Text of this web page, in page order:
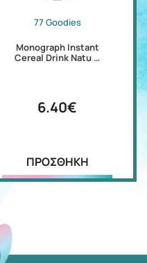
77 Goodies
Monograph Instant
Cereal Drink Natu …
6.40€
ΠΡΟΣΘΗΚΗ